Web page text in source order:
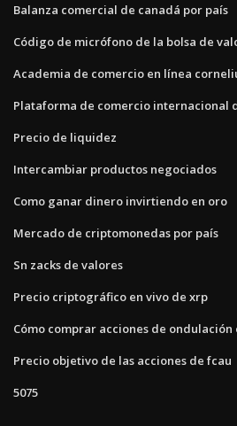
Balanza comercial de canadá por país
Código de micrófono de la bolsa de
Academia de comercio en línea
Plataforma de comercio internacional
Precio de liquidez
Intercambiar productos negociados
Como ganar dinero invirtiendo en oro
Mercado de criptomonedas por país
Sn zacks de valores
Precio criptográfico en vivo de xrp
Cómo comprar acciones de
Precio objetivo de las acciones de fcau
5075